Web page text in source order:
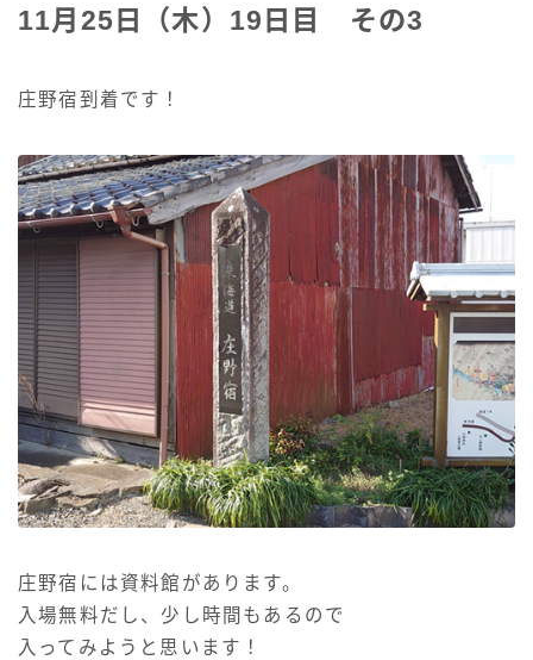
11月25日（木）19日目 その3
庄野宿到着です！
庄野宿には資料館があります。
入場無料だし、少し時間もあるので
入ってみようと思います！